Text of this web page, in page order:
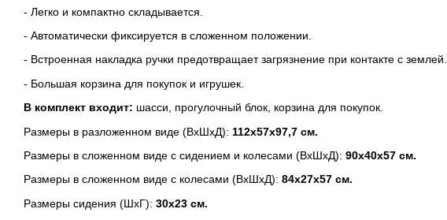
- Легко и компактно складывается.
- Автоматически фиксируется в сложенном положении.
- Встроенная накладка ручки предотвращает загрязнение при контакте с землей.
- Большая корзина для покупок и игрушек.
В комплект входит: шасси, прогулочный блок, корзина для покупок.
Размеры в разложенном виде (ВхШхД): 112х57х97,7 см.
Размеры в сложенном виде с сидением и колесами (ВхШхД): 90х40х57 см.
Размеры в сложенном виде с колесами (ВхШхД): 84х27х57 см.
Размеры сидения (ШхГ): 30х23 см.